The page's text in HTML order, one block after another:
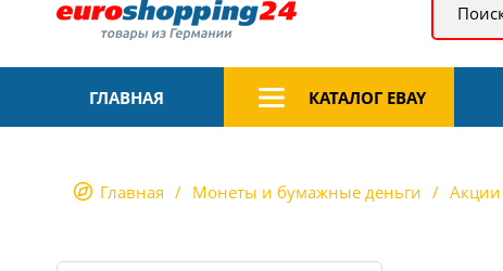
ГЛАВНАЯ КАТАЛОГ EBAY
Главная Монеты и бумажные деньги